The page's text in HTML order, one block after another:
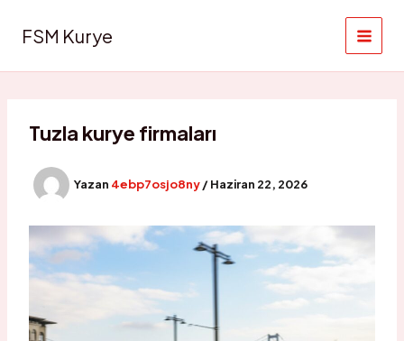
FSM Kurye
Tuzla kurye firmaları
Yazan 4ebp7osjo8ny/Haziran 22, 2026